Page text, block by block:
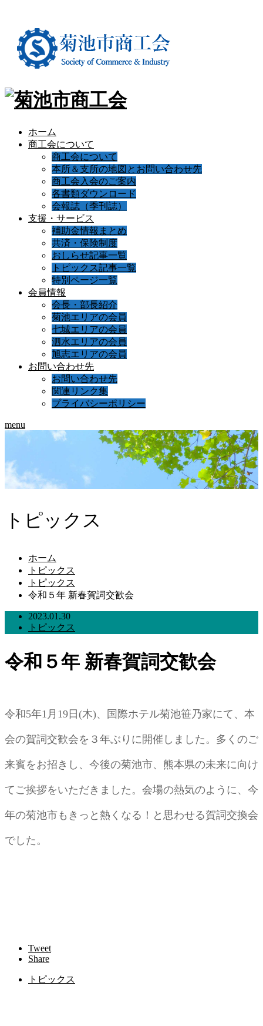
ホーム
商工会について
商工会について
本所＆支所の地図とお問い合わせ先
商工会入会のご案内
各書類ダウンロード
会報誌（季刊誌）
支援・サービス
補助金情報まとめ
共済・保険制度
おしらせ記事一覧
トピックス記事一覧
特別ページ一覧
会員情報
会長・部長紹介
菊池エリアの会員
七城エリアの会員
泗水エリアの会員
旭志エリアの会員
お問い合わせ先
お問い合わせ先
関連リンク集
プライバシーポリシー
menu
トピックス
ホーム
トピックス
トピックス
令和５年 新春賀詞交歓会
2023.01.30
トピックス
令和５年 新春賀詞交歓会
令和5年1月19日(木)、国際ホテル菊池笹乃家にて、本
会の賀詞交歓会を３年ぶりに開催しました。多くのご
来賓をお招きし、今後の菊池市、熊本県の未来に向け
てご挨拶をいただきました。会場の熱気のように、今
年の菊池市もきっと熱くなる！と思わせる賀詞交換会
でした。
Tweet
Share
トピックス